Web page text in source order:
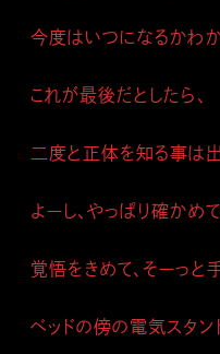
今度はいつになるかわか
これが最後だとしたら、
二度と正体を知る事は出
よーし、やっぱり確かめて
覚悟をきめて、そーっと
ベッドの傍の電気スタン